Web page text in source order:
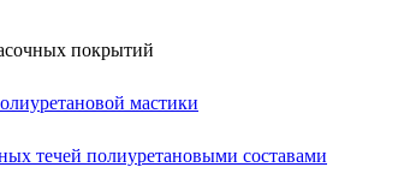
покрытий
мастики
течей полиуретановыми составами